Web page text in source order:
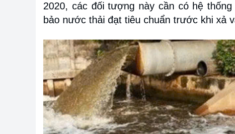
2020, các đối tượng này cần có hệ
bảo nước thải đạt tiêu chuẩn trước khi xả